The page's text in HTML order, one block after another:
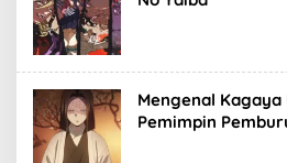
Mengenal
Pemimpin